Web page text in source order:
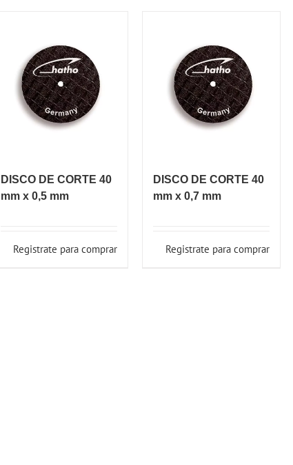
DISCO DE CORTE 40
mm x 0,5 mm
Registrate para comprar
DISCO DE CORTE 40
mm x 0,7 mm
Registrate para comprar